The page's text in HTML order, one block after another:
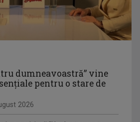
dumneavoastră” vine
pentru o stare de
2026